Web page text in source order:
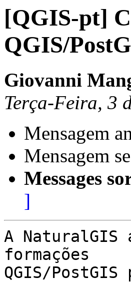
[QGIS-pt]
QGIS/
Giovanni
Terça-Feira, 3
Mensagem
Mensagem
Messages
]
A NaturalGIS
formações
QGIS/